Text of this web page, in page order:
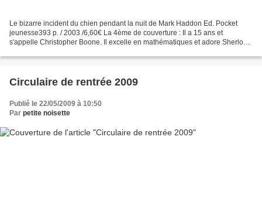
Le bizarre incident du chien pendant la nuit de Mark Haddon Ed. Pocket
jeunesse393 p. / 2003 /6,60€ La 4ème de couverture : Il a 15 ans et
s'appelle Christopher Boone. Il excelle en mathématiques et adore Sherlock
Circulaire de rentrée 2009
Publié le 22/05/2009 à 10:50
Par petite noisette